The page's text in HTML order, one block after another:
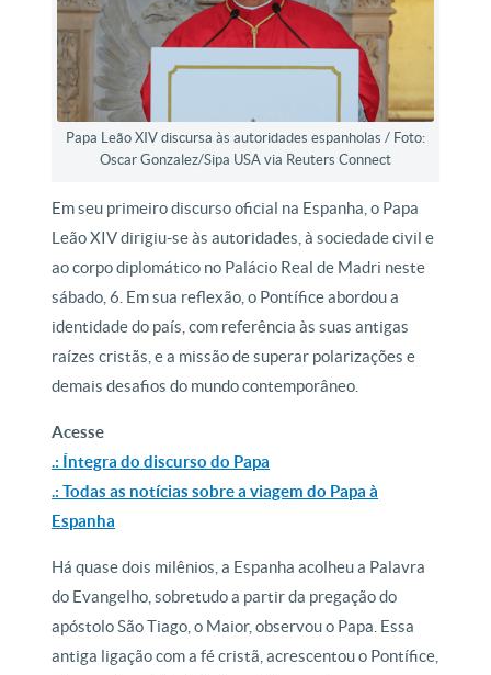
Papa Leão XIV discursa às autoridades espanholas / Foto:
Oscar Gonzalez/Sipa USA via Reuters Connect
Em seu primeiro discurso oficial na Espanha, o Papa
Leão XIV dirigiu-se às autoridades, à sociedade civil e
ao corpo diplomático no Palácio Real de Madri neste
sábado, 6. Em sua reflexão, o Pontífice abordou a
identidade do país, com referência às suas antigas
raízes cristãs, e a missão de superar polarizações e
demais desafios do mundo contemporâneo.
Acesse
.: Íntegra do discurso do Papa
.: Todas as notícias sobre a viagem do Papa à
Espanha
Há quase dois milênios, a Espanha acolheu a Palavra
do Evangelho, sobretudo a partir da pregação do
apóstolo São Tiago, o Maior, observou o Papa. Essa
antiga ligação com a fé cristã, acrescentou o Pontífice,